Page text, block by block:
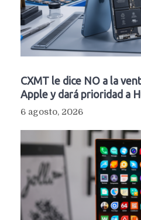
CXMT le dice NO a la
Apple y dará prioridad a
6 agosto, 2026